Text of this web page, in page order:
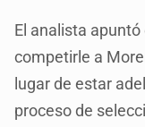
El analista
competirle a
lugar de estar
proceso de